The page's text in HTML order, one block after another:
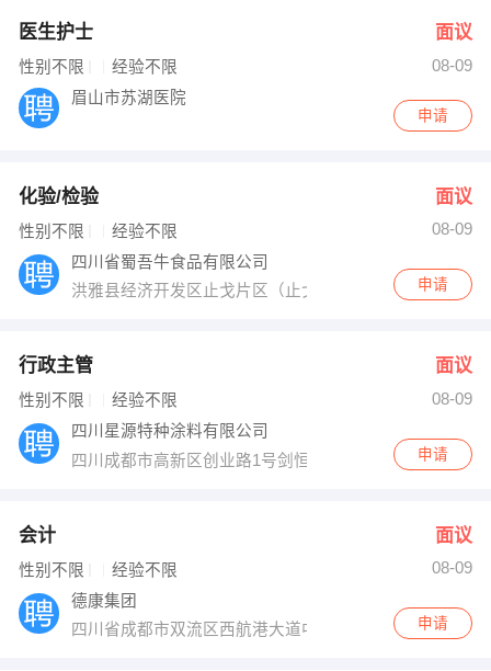
医生护士 面议
性别不限 经验不限
08-09
眉山市苏湖医院
申请
化验/检验 面议
性别不限 经验不限
08-09
四川省蜀吾牛食品有限公司
洪雅县经济开发区止戈片区（止戈镇五龙村）
申请
行政主管 面议
性别不限 经验不限
08-09
四川星源特种涂料有限公司
四川成都市高新区创业路1号剑恒发展中心707
申请
会计 面议
性别不限 经验不限
08-09
德康集团
四川省成都市双流区西航港大道中四段615号
申请